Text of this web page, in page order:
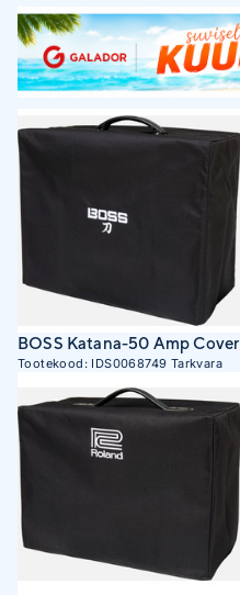
BOSS Katana-50 Amp Cover
Tootekood: IDS0068749 Tarkvara